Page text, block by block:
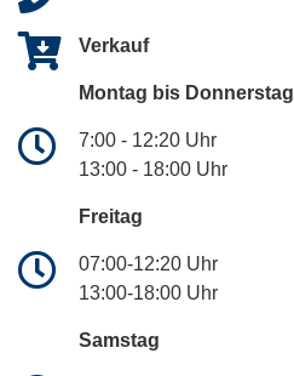
Verkauf
Montag bis Donnerstag
7:00 - 12:20 Uhr
13:00 - 18:00 Uhr
Freitag
07:00-12:20 Uhr
13:00-18:00 Uhr
Samstag